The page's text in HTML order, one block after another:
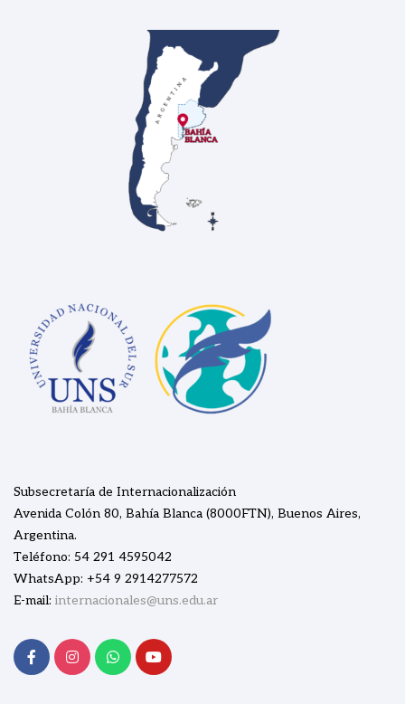
Subsecretaría de Internacionalización
Avenida Colón 80, Bahía Blanca (8000FTN), Buenos Aires,
Argentina.
Teléfono: 54 291 4595042
WhatsApp: +54 9 2914277572
E-mail: internacionales@uns.edu.ar